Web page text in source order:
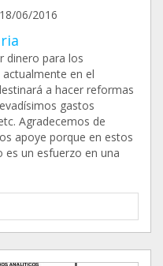
18/06/2016
dinero para los
en el
a hacer reformas
gastos
Agradecemos de
apoye porque en estos
un esfuerzo en una